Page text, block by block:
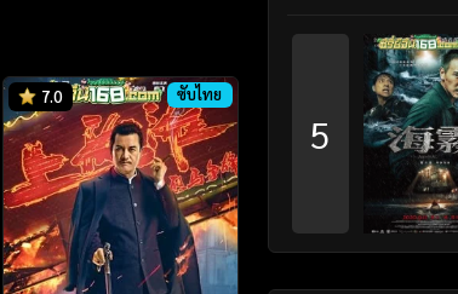
7.0 ซับไทย
5